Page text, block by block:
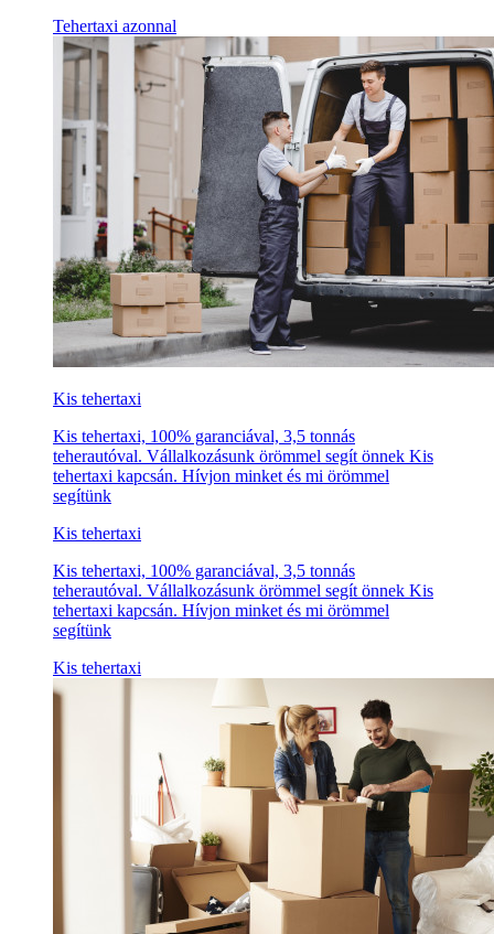
Tehertaxi azonnal
Kis tehertaxi
Kis tehertaxi, 100% garanciával, 3,5 tonnás
teherautóval. Vállalkozásunk örömmel segít önnek Kis
tehertaxi kapcsán. Hívjon minket és mi örömmel
segítünk
Kis tehertaxi
Kis tehertaxi, 100% garanciával, 3,5 tonnás
teherautóval. Vállalkozásunk örömmel segít önnek Kis
tehertaxi kapcsán. Hívjon minket és mi örömmel
segítünk
Kis tehertaxi